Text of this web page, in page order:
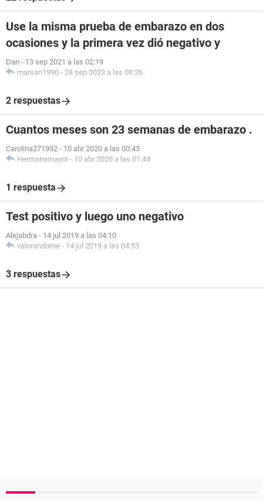
Use la misma prueba de embarazo en dos
ocasiones y la primera vez dió negativo y
Dan - 13 sep 2021 a las 02:19
marsan1990 - 28 sep 2023 a las 09:26
2 respuestas
Cuantos meses son 23 semanas de embarazo .
Carolina271992 - 10 abr 2020 a las 00:43
Hermanamayor - 10 abr 2020 a las 01:44
1 respuesta
Test positivo y luego uno negativo
Alejabdra - 14 jul 2019 a las 04:10
valorandome - 14 jul 2019 a las 04:53
3 respuestas